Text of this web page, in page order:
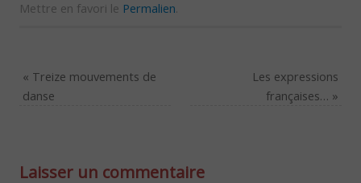
Mettre en favori le Permalien.
« Treize mouvements de
danse
Les expressions
françaises… »
Laisser un commentaire